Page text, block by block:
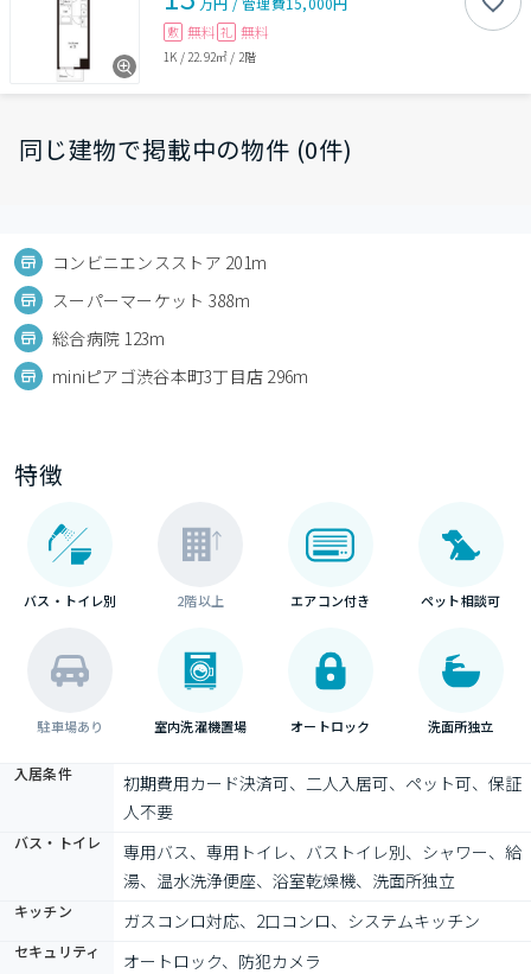
敷 無料 礼 無料
1K / 22.92㎡ / 2階
同じ建物で掲載中の物件 (0件)
コンビニエンスストア 201m
スーパーマーケット 388m
総合病院 123m
miniピアゴ渋谷本町3丁目店 296m
特徴
バス・トイレ別 2階以上 エアコン付き ペット相談可
駐車場あり 室内洗濯機置場 オートロック 洗面所独立
入居条件
初期費用カード決済可、二人入居可、ペット可、保証
人不要
バス・トイレ
専用バス、専用トイレ、バストイレ別、シャワー、給
湯、温水洗浄便座、浴室乾燥機、洗面所独立
キッチン ガスコンロ対応、2口コンロ、システムキッチン
セキュリティ オートロック、防犯カメラ